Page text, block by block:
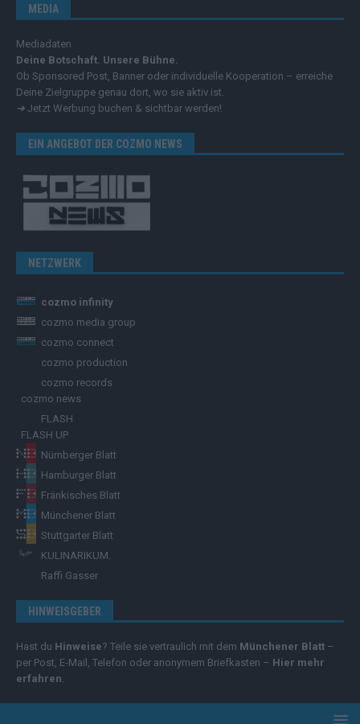
MEDIA
Mediadaten
Deine Botschaft. Unsere Bühne.
Ob Sponsored Post, Banner oder individuelle Kooperation – erreiche
Deine Zielgruppe genau dort, wo sie aktiv ist.
➔ Jetzt Werbung buchen & sichtbar werden!
EIN ANGEBOT DER COZMO NEWS
NETZWERK
cozmo infinity
cozmo media group
cozmo connect
cozmo production
cozmo records
cozmo news
FLASH
FLASH UP
Nürnberger Blatt
Hamburger Blatt
Fränkisches Blatt
Münchener Blatt
Stuttgarter Blatt
KULINARIKUM.
Raffi Gasser
HINWEISGEBER
Hast du Hinweise? Teile sie vertraulich mit dem Münchener Blatt –
per Post, E-Mail, Telefon oder anonymem Briefkasten – Hier mehr
erfahren